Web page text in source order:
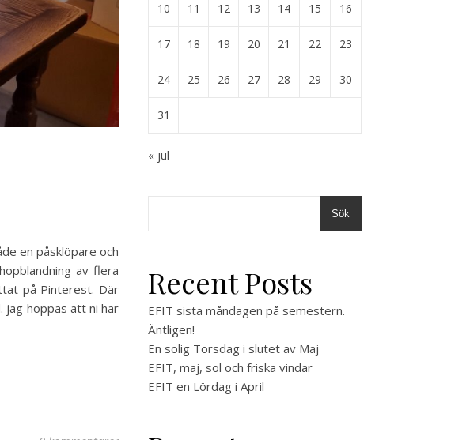
en påsklöpare och
av flera
på Pinterest. Där
jag hoppas att ni har
10 11 12 13 14 15 16
17 18 19 20 21 22 23
24 25 26 27 28 29 30
31
« jul
Sök
Recent Posts
EFIT sista måndagen på semestern.
Äntligen!
En solig Torsdag i slutet av Maj
EFIT, maj, sol och friska vindar
EFIT en Lördag i April